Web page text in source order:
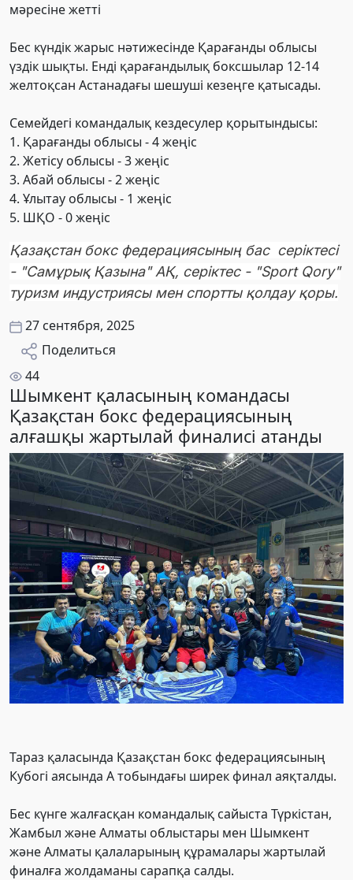
мәресіне жетті
Бес күндік жарыс нәтижесінде Қарағанды облысы
үздік шықты. Енді қарағандылық боксшылар 12-14
желтоқсан Астанадағы шешуші кезеңге қатысады.
Семейдегі командалық кездесулер қорытындысы:
1. Қарағанды облысы - 4 жеңіс
2. Жетісу облысы - 3 жеңіс
3. Абай облысы - 2 жеңіс
4. Ұлытау облысы - 1 жеңіс
5. ШҚО - 0 жеңіс
Қазақстан бокс федерациясының бас серіктесі
- "Самұрық Қазына" АҚ, серіктес - "Sport Qory"
туризм индустриясы мен спортты қолдау қоры.
27 сентября, 2025
Поделиться
44
Шымкент қаласының командасы
Қазақстан бокс федерациясының
алғашқы жартылай финалисі атанды
Тараз қаласында Қазақстан бокс федерациясының
Кубогі аясында А тобындағы ширек финал аяқталды.
Бес күнге жалғасқан командалық сайыста Түркістан,
Жамбыл және Алматы облыстары мен Шымкент
және Алматы қалаларының құрамалары жартылай
финалға жолдаманы сарапқа салды.